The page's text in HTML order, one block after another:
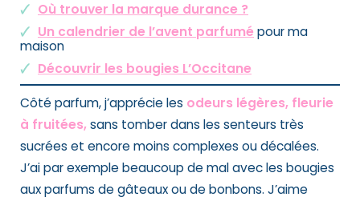
Où trouver la marque durance ?
Un calendrier de l’avent parfumé pour ma
maison
Découvrir les bougies L’Occitane
Côté parfum, j’apprécie les odeurs légères, fleurie
à fruitées,sans tomber dans les senteurs très
sucrées et encore moins complexes ou décalées.
J’ai par exemple beaucoup de mal avec les bougies
aux parfums de gâteaux ou de bonbons. J’aime